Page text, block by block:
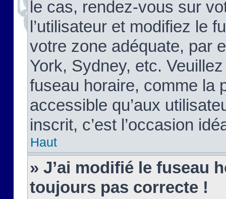
le cas, rendez-vous sur
l’utilisateur et modifiez le
votre zone adéquate, par
York, Sydney, etc.
fuseau horaire, comme la
accessible qu’aux
inscrit, c’est l’occasion
Haut
» J’ai modifié le fuseau
toujours pas correcte !